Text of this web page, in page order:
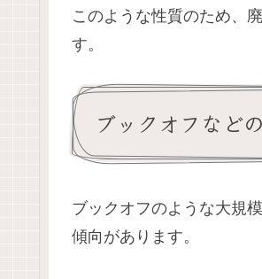
このような性質のため、
す。
ブックオフなど
ブックオフのような大規
傾向があります。